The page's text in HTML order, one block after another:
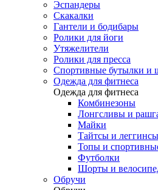
Эспандеры
Скакалки
Гантели и бодибары
Ролики для йоги
Утяжелители
Ролики для пресса
Спортивные бутылки и
Одежда для фитнеса
Одежда для фитнеса
Комбинезоны
Лонгсливы и
Майки
Тайтсы и леггинсы
Топы и
Футболки
Шорты и
Обручи